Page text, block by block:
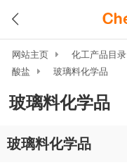
网站主页 化工产品目录
酸盐
玻璃料化学品
玻璃料化学品
玻璃料化学品